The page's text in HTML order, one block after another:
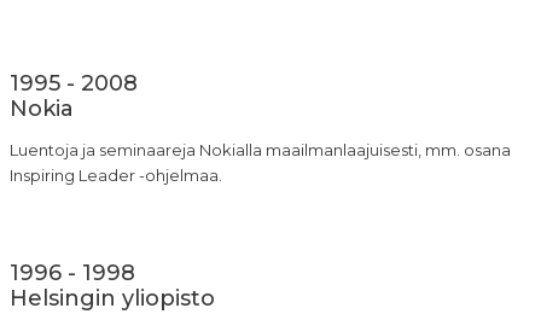
1995 - 2008
Nokia
Luentoja ja seminaareja Nokialla maailmanlaajuisesti, mm. osana
Inspiring Leader -ohjelmaa.
1996 - 1998
Helsingin yliopisto